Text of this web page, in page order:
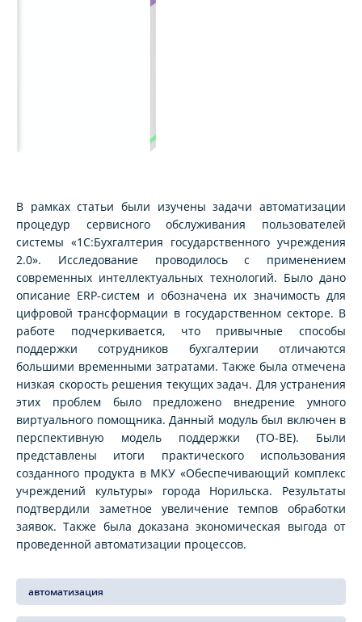
В рамках статьи были изучены задачи автоматизации
процедур сервисного обслуживания пользователей
системы «1С:Бухгалтерия государственного учреждения
2.0». Исследование проводилось с применением
современных интеллектуальных технологий. Было дано
описание ERP-систем и обозначена их значимость для
цифровой трансформации в государственном секторе. В
работе подчеркивается, что привычные способы
поддержки сотрудников бухгалтерии отличаются
большими временными затратами. Также была отмечена
низкая скорость решения текущих задач. Для устранения
этих проблем было предложено внедрение умного
виртуального помощника. Данный модуль был включен в
перспективную модель поддержки (TO-BE). Были
представлены итоги практического использования
созданного продукта в МКУ «Обеспечивающий комплекс
учреждений культуры» города Норильска. Результаты
подтвердили заметное увеличение темпов обработки
заявок. Также была доказана экономическая выгода от
проведенной автоматизации процессов.
автоматизация